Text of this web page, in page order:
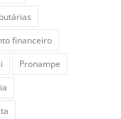
financeiro
Pronampe